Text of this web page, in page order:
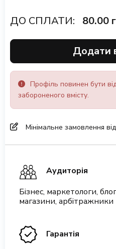
ДО СПЛАТИ: 80.00
Додати
Профіль повинен бути
забороненого вмісту.
Мінімальне замовлення
Аудиторія
Бізнес, маркетологи,
магазини, арбітражники
Гарантія